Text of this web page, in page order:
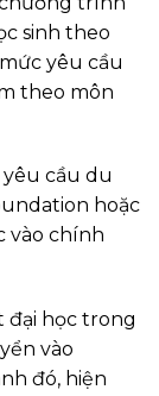
sinh theo
yêu cầu
theo môn
cầu du
hoặc
vào chính
đại học trong
vào
đó, hiện